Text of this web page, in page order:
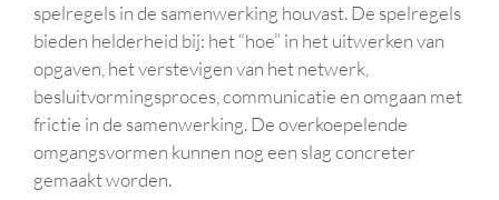
spelregels in de samenwerking houvast. De spelregels
bieden helderheid bij: het “hoe” in het uitwerken van
opgaven, het verstevigen van het netwerk,
besluitvormingsproces, communicatie en omgaan met
frictie in de samenwerking. De overkoepelende
omgangsvormen kunnen nog een slag concreter
gemaakt worden.